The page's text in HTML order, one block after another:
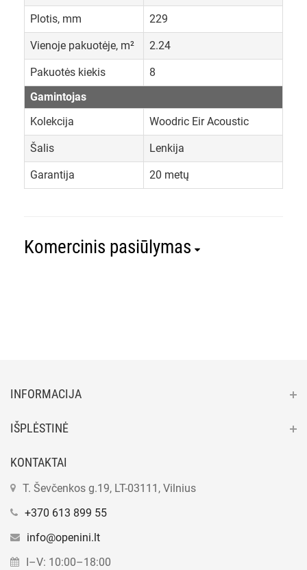
Plotis, mm 229
Vienoje pakuotėje, m² 2.24
Pakuotės kiekis
8
Gamintojas
Kolekcija
Woodric Eir Acoustic
Šalis Lenkija
Garantija 20 metų
Komercinis pasiūlymas
INFORMACIJA
IŠPLĖSTINĖ
KONTAKTAI
T. Ševčenkos g.19, LT-03111, Vilnius
+370 613 899 55
info@openini.lt
I–V: 10:00–18:00